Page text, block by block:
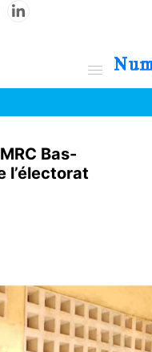
Bas-
l’électorat